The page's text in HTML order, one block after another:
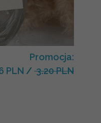
Promocja:
PLN / 3.20 PLN